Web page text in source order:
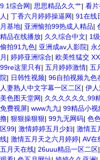
9.1综合网| 思思精品久久艹| 看
人 | 丁香六月婷婷操逼网| 91在线
月基地| 亚洲愉拍99热成人精品|
精品在线播放| 久久综合中文| 1
偷拍91九色| 亚洲成av人影院| 永
月 | 婷婷亚洲综合| 欧美性猛交
99re这里只有| 五月婷婷激情| 五
院| 日韩性视频| 96自拍视频九色
人妻熟人中文字幕一区二区| 伊
美色图天堂网| 久久久久久久,99
免费视屏| www九九| 99精品小视
撸| 狠狠操狠狠| 99九无网码| 色
区99| 激情婷婷五月少妇| 激情五
线| 激情五月天之六月婷婷| AV在
五月天在线| 26uuu精品一区二区|